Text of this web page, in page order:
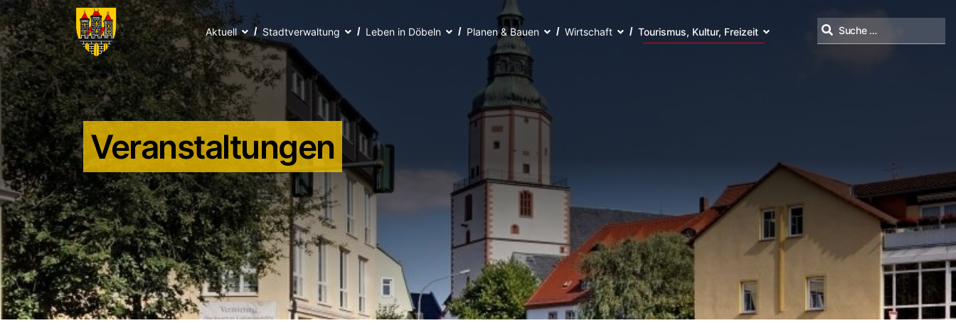
Aktuell Stadtverwaltung Leben in Döbeln Planen & Bauen Wirtschaft Tourismus, Kultur, Freizeit
Veranstaltungen